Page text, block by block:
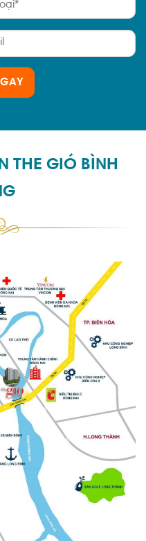
THE GIÓ BÌNH